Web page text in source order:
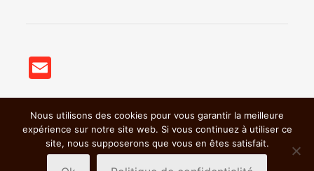
Email
© 2018 BSC VTT St Germain Nuelles | Mentions légales &
Politiques de confidentialité|
Nous utilisons des cookies pour vous garantir la meilleure
expérience sur notre site web. Si vous continuez à utiliser ce
site, nous supposerons que vous en êtes satisfait.